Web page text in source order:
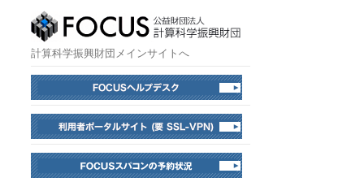
計算科学振興財団メインサイトへ